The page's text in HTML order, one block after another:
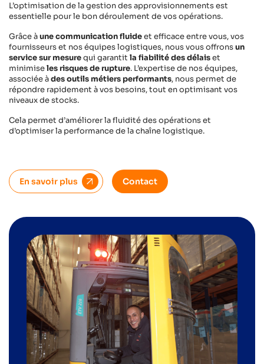
L’optimisation de la gestion des approvisionnements est
essentielle pour le bon déroulement de vos opérations.
Grâce àune communication fluideet efficace entre vous, vos
fournisseurs et nos équipes logistiques, nous vous offronsun
service sur mesurequi garantit la fiabilité des délaiset
minimiseles risques de rupture. L’expertise de nos équipes,
associée àdes outils métiers performants, nous permet de
répondre rapidement à vos besoins, tout en optimisant vos
niveaux de stocks.
Cela permet d’améliorer la fluidité des opérations et
d’optimiser la performance de la chaîne logistique.
En savoir plus Contact